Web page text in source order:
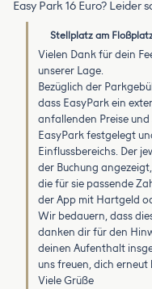
Easy Park 16 Euro? Leider
Stellplatz am
Vielen Dank für dein
unserer Lage.
Bezüglich der
dass EasyPark ein
anfallenden Preise
EasyPark festgelegt
Einflussbereichs. Der
der Buchung
die für sie passende
der App mit Hartgeld
Wir bedauern, dass
danken dir für den
deinen Aufenthalt
uns freuen, dich erneut
Viele Grüße